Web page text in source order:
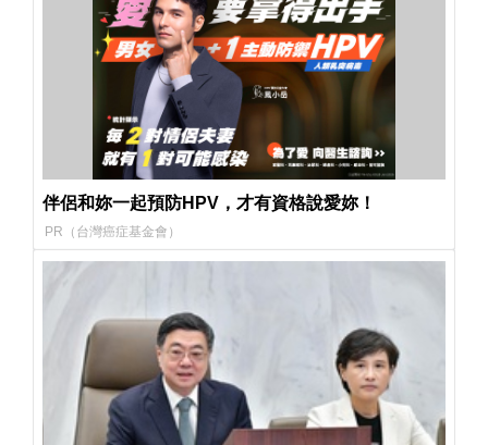
伴侶和妳一起預防HPV，才有資格說愛妳！
PR（台灣癌症基金會）